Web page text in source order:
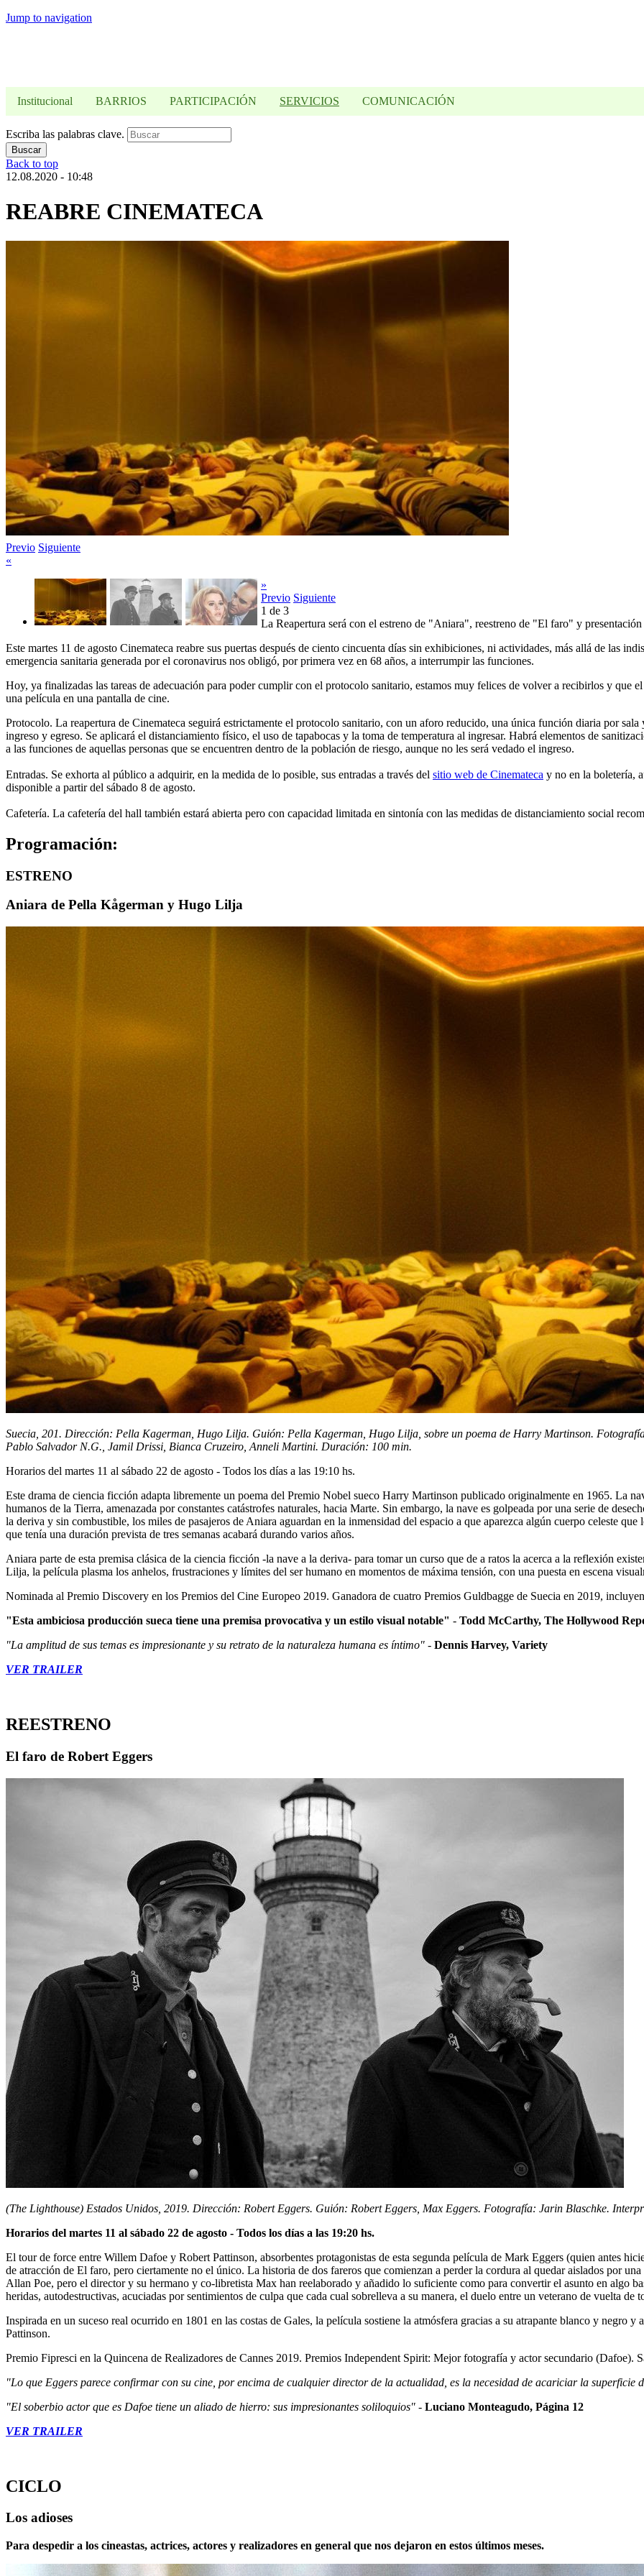
Jump to navigation
Institucional BARRIOS PARTICIPACIÓN SERVICIOS COMUNICACIÓN
Escriba las palabras clave.
Back to top
12.08.2020 - 10:48
REABRE CINEMATECA
Previo Siguiente
«
»
Previo Siguiente
1 de 3
La Reapertura será con el estreno de "Aniara", reestreno de "El faro" y
Este martes 11 de agosto Cinemateca reabre sus puertas después de ciento cincuenta días sin exhibiciones, ni actividades, más allá de las
emergencia sanitaria generada por el coronavirus nos obligó, por primera vez en 68 años, a interrumpir las funciones.
Hoy, ya finalizadas las tareas de adecuación para poder cumplir con el protocolo sanitario, estamos muy felices de volver a recibirlos y que
una película en una pantalla de cine.
Protocolo. La reapertura de Cinemateca seguirá estrictamente el protocolo sanitario, con un aforo reducido, una única función diaria por
ingreso y egreso. Se aplicará el distanciamiento físico, el uso de tapabocas y la toma de temperatura al ingresar. Habrá elementos de
a las funciones de aquellas personas que se encuentren dentro de la población de riesgo, aunque no les será vedado el ingreso.
Entradas. Se exhorta al público a adquirir, en la medida de lo posible, sus entradas a través del sitio web de Cinemateca y no en la boletería,
disponible a partir del sábado 8 de agosto.
Cafetería. La cafetería del hall también estará abierta pero con capacidad limitada en sintonía con las medidas de distanciamiento social
Programación:
ESTRENO
Aniara de Pella Kågerman y Hugo Lilja
Suecia, 201. Dirección: Pella Kagerman, Hugo Lilja. Guión: Pella Kagerman, Hugo Lilja, sobre un poema de Harry Martinson.
Pablo Salvador N.G., Jamil Drissi, Bianca Cruzeiro, Anneli Martini. Duración: 100 min.
Horarios del martes 11 al sábado 22 de agosto - Todos los días a las 19:10 hs.
Este drama de ciencia ficción adapta libremente un poema del Premio Nobel sueco Harry Martinson publicado originalmente en 1965. La
humanos de la Tierra, amenazada por constantes catástrofes naturales, hacia Marte. Sin embargo, la nave es golpeada por una serie de
la deriva y sin combustible, los miles de pasajeros de Aniara aguardan en la inmensidad del espacio a que aparezca algún cuerpo celeste
que tenía una duración prevista de tres semanas acabará durando varios años.
Aniara parte de esta premisa clásica de la ciencia ficción -la nave a la deriva- para tomar un curso que de a ratos la acerca a la reflexión
Lilja, la película plasma los anhelos, frustraciones y límites del ser humano en momentos de máxima tensión, con una puesta en escena
Nominada al Premio Discovery en los Premios del Cine Europeo 2019. Ganadora de cuatro Premios Guldbagge de Suecia en 2019,
"Esta ambiciosa producción sueca tiene una premisa provocativa y un estilo visual notable" - Todd McCarthy, The Hollywood
"La amplitud de sus temas es impresionante y su retrato de la naturaleza humana es íntimo" - Dennis Harvey, Variety
VER TRAILER
REESTRENO
El faro de Robert Eggers
(The Lighthouse) Estados Unidos, 2019. Dirección: Robert Eggers. Guión: Robert Eggers, Max Eggers. Fotografía: Jarin Blaschke.
Horarios del martes 11 al sábado 22 de agosto - Todos los días a las 19:20 hs.
El tour de force entre Willem Dafoe y Robert Pattinson, absorbentes protagonistas de esta segunda película de Mark Eggers (quien antes
de atracción de El faro, pero ciertamente no el único. La historia de dos fareros que comienzan a perder la cordura al quedar aislados por
Allan Poe, pero el director y su hermano y co-libretista Max han reelaborado y añadido lo suficiente como para convertir el asunto en algo
heridas, autodestructivas, acuciadas por sentimientos de culpa que cada cual sobrelleva a su manera, el duelo entre un veterano de vuelta de
Inspirada en un suceso real ocurrido en 1801 en las costas de Gales, la película sostiene la atmósfera gracias a su atrapante blanco y negro
Pattinson.
Premio Fipresci en la Quincena de Realizadores de Cannes 2019. Premios Independent Spirit: Mejor fotografía y actor secundario (Dafoe).
"Lo que Eggers parece confirmar con su cine, por encima de cualquier director de la actualidad, es la necesidad de acariciar la superficie
"El soberbio actor que es Dafoe tiene un aliado de hierro: sus impresionantes soliloquios" - Luciano Monteagudo, Página 12
VER TRAILER
CICLO
Los adioses
Para despedir a los cineastas, actrices, actores y realizadores en general que nos dejaron en estos últimos meses.